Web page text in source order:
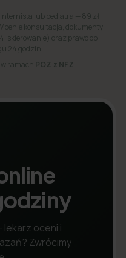
? Internista lub pediatra — 89 zł.
cenie konsultacja, dokumenty
skierowanie) oraz prawo do
24 godzin.
ramach POZ z NFZ
lekarz oceni i
Zwrócimy